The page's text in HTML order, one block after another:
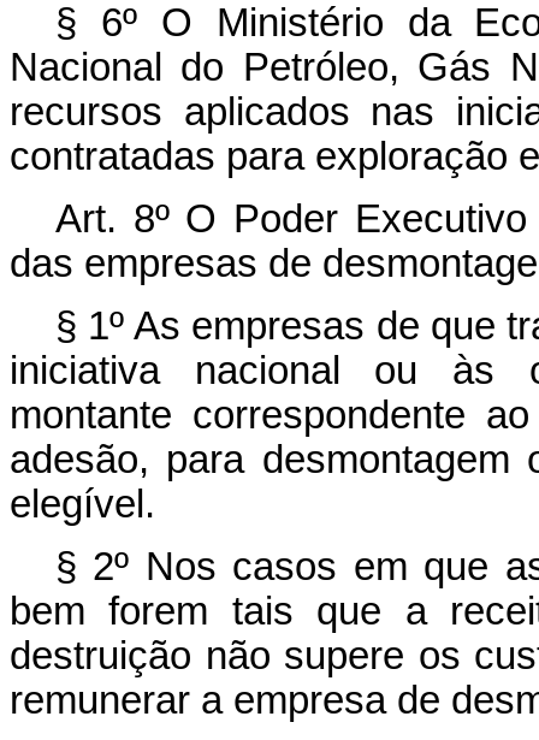
§ 6º O Ministério da
Nacional do Petróleo, Gás
recursos aplicados nas
contratadas para exploração
Art. 8º O Poder
das empresas de
§ 1º As empresas de que
iniciativa nacional ou às
montante correspondente
adesão, para
elegível.
§ 2º Nos casos em que
bem forem tais que a
destruição não supere os
remunerar a empresa de